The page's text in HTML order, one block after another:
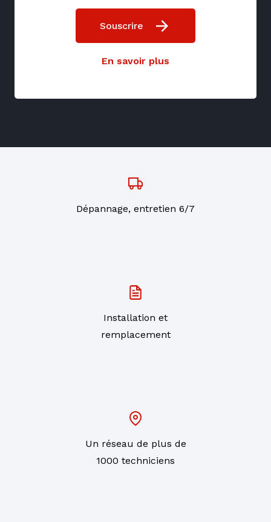
Souscrire
En savoir plus
Dépannage, entretien 6/7
Installation et
remplacement
Un réseau de plus de
1000 techniciens